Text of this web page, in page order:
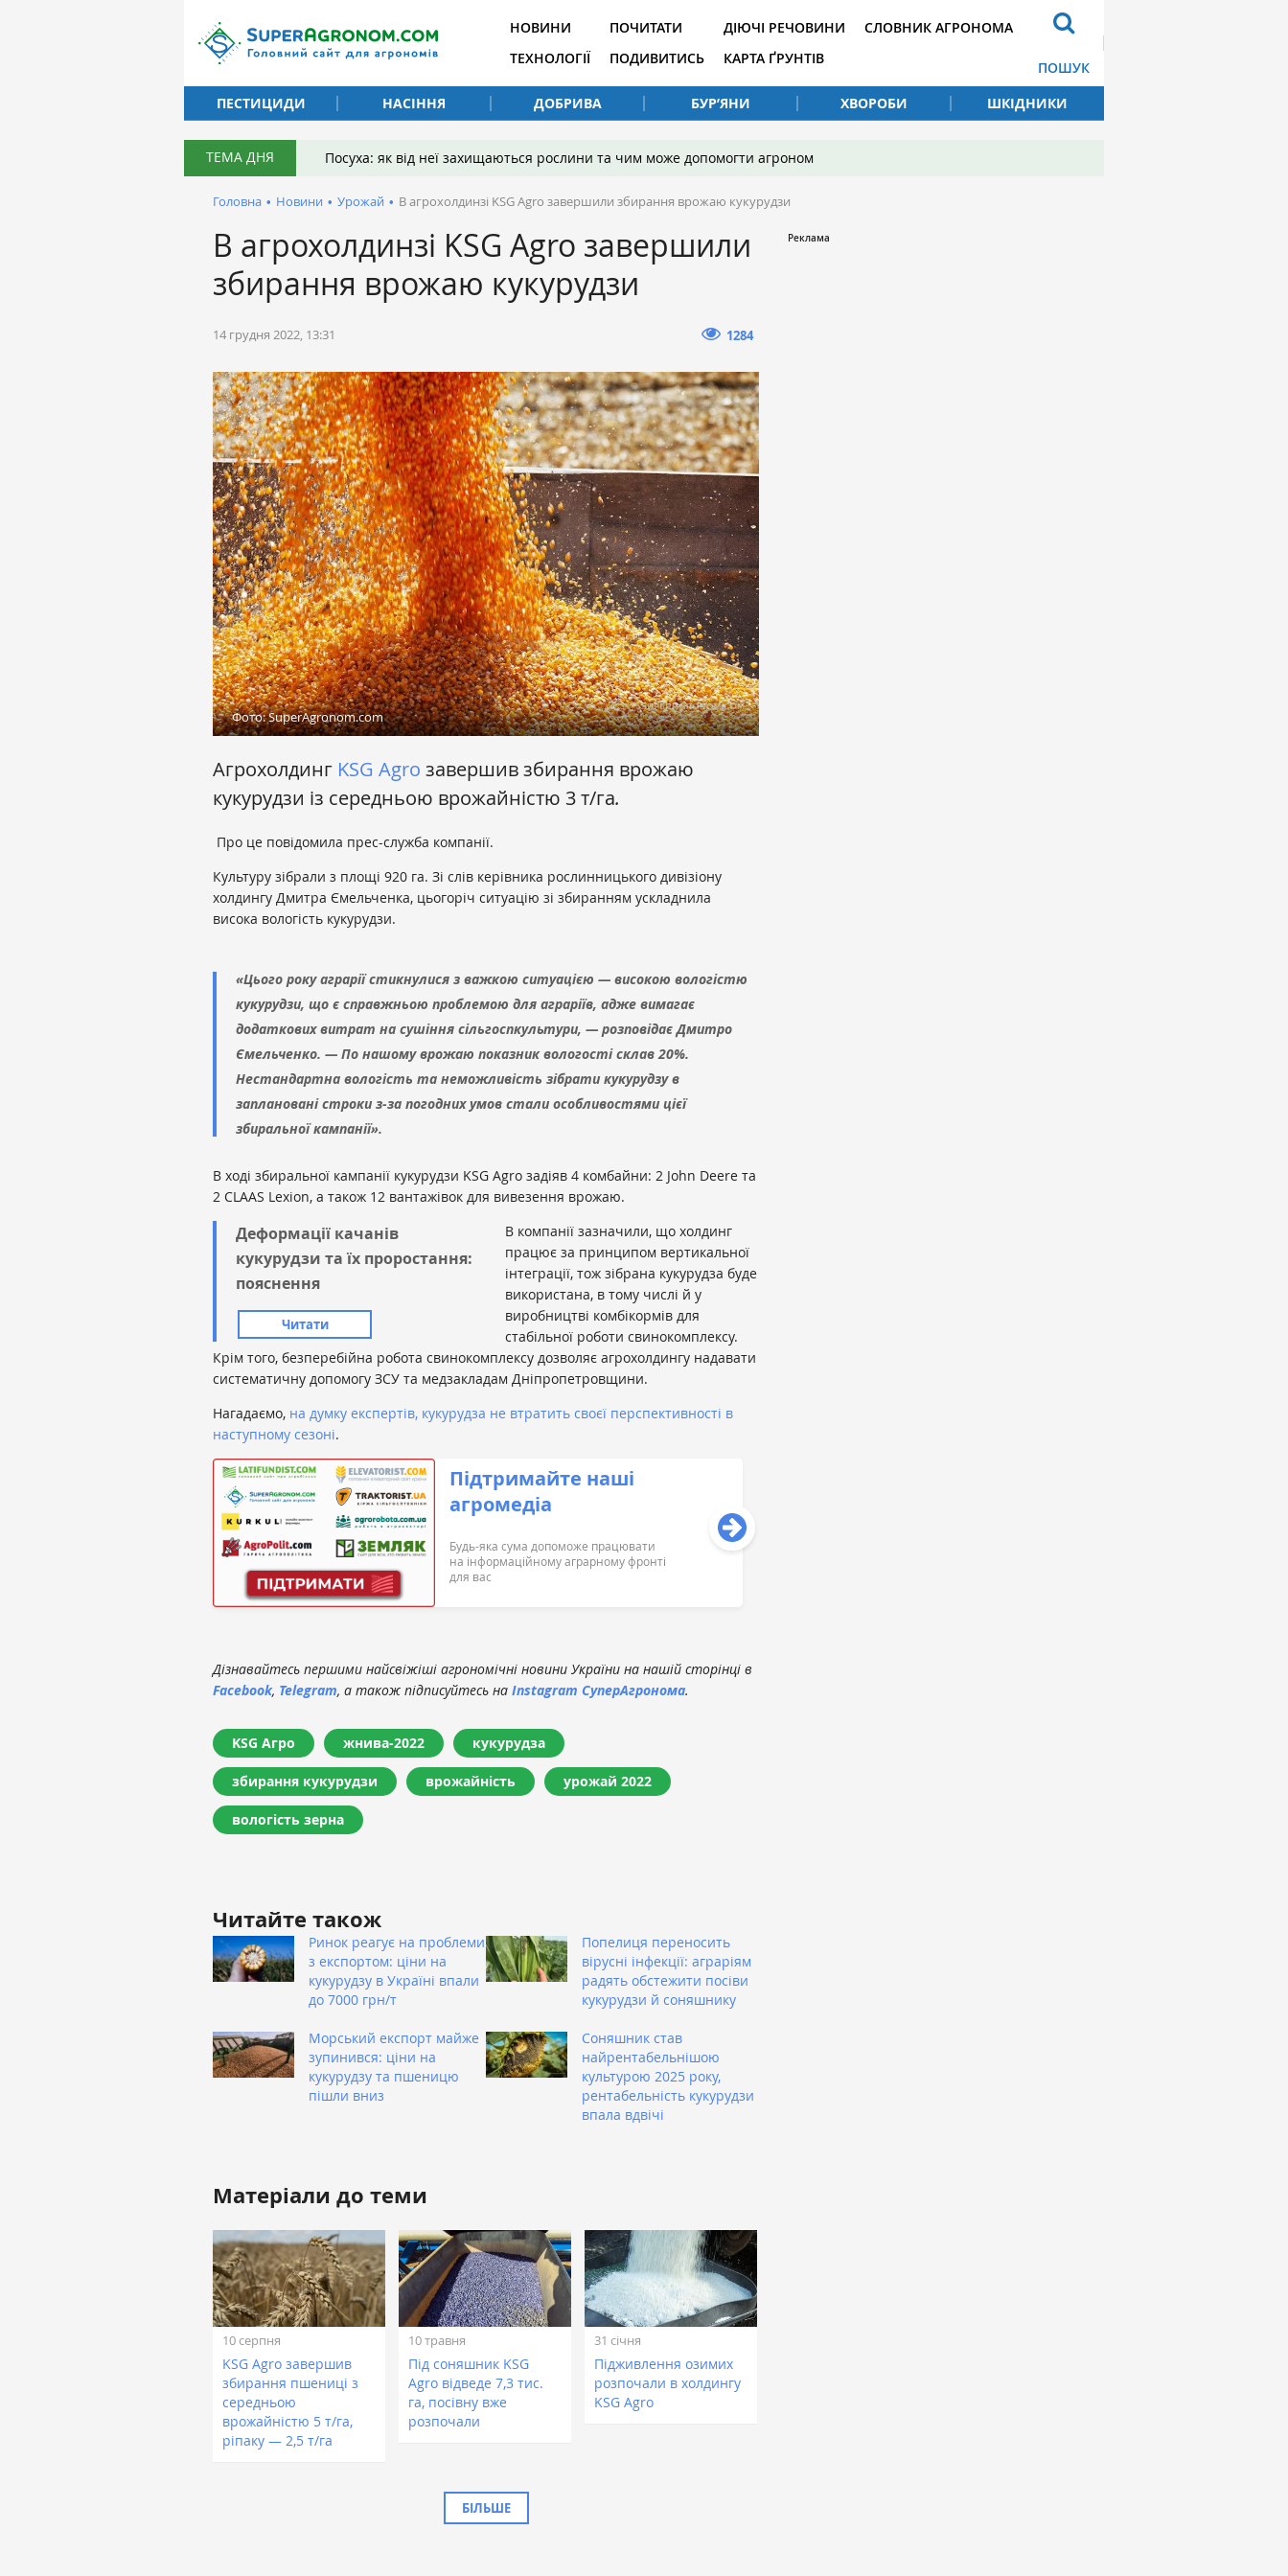
НОВИНИ
ТЕХНОЛОГІЇ
ПОЧИТАТИ
ПОДИВИТИСЬ
ДІЮЧІ РЕЧОВИНИ
КАРТА ҐРУНТІВ
СЛОВНИК АГРОНОМА
ПОШУК
ПЕСТИЦИДИ
НАСІННЯ ДОБРИВА БУР’ЯНИ ХВОРОБИ ШКІДНИКИ
ТЕМА ДНЯ Посуха: як від неї захищаються рослини та чим може допомогти агроном
Головна • Новини • Урожай • В агрохолдинзі KSG Agro завершили збирання врожаю кукурудзи
В агрохолдинзі KSG Agro завершили
збирання врожаю кукурудзи
14 грудня 2022, 13:31 1284
Фото: SuperAgronom.com
Агрохолдинг KSG Agro завершив збирання врожаю
кукурудзи із середньою врожайністю 3 т/га.
Про це повідомила прес-служба компанії.
Культуру зібрали з площі 920 га. Зі слів керівника рослинницького дивізіону
холдингу Дмитра Ємельченка, цьогоріч ситуацію зі збиранням ускладнила
висока вологість кукурудзи.
«Цього року аграрії стикнулися з важкою ситуацією — високою вологістю
кукурудзи, що є справжньою проблемою для аграріїв, адже вимагає
додаткових витрат на сушіння сільгоспкультури, — розповідає Дмитро
Ємельченко. — По нашому врожаю показник вологості склав 20%.
Нестандартна вологість та неможливість зібрати кукурудзу в
заплановані строки з-за погодних умов стали особливостями цієї
збиральної кампанії».
В ході збиральної кампанії кукурудзи KSG Agro задіяв 4 комбайни: 2 John Deere та
2 CLAAS Lexion, а також 12 вантажівок для вивезення врожаю.
Деформації качанів
кукурудзи та їх проростання:
пояснення
Читати
В компанії зазначили, що холдинг
працює за принципом вертикальної
інтеграції, тож зібрана кукурудза буде
використана, в тому числі й у
виробництві комбікормів для
стабільної роботи свинокомплексу.
Крім того, безперебійна робота свинокомплексу дозволяє агрохолдингу надавати
систематичну допомогу ЗСУ та медзакладам Дніпропетровщини.
Нагадаємо, на думку експертів, кукурудза не втратить своєї перспективності в
наступному сезоні.
Підтримайте наші
агромедіа
Будь-яка сума допоможе працювати
на інформаційному аграрному фронті
для вас
Дізнавайтесь першими найсвіжіші агрономічні новини України на нашій сторінці в
Facebook, Telegram, а також підписуйтесь на Instagram СуперАгронома.
KSG Агро жнива-2022 кукурудза
збирання кукурудзи врожайність урожай 2022
вологість зерна
Читайте також
Ринок реагує на проблеми
з експортом: ціни на
кукурудзу в Україні впали
до 7000 грн/т
Попелиця переносить
вірусні інфекції: аграріям
радять обстежити посіви
кукурудзи й соняшнику
Морський експорт майже
зупинився: ціни на
кукурудзу та пшеницю
пішли вниз
Соняшник став
найрентабельнішою
культурою 2025 року,
рентабельність кукурудзи
впала вдвічі
Матеріали до теми
10 серпня
KSG Agro завершив
збирання пшениці з
середньою
врожайністю 5 т/га,
ріпаку — 2,5 т/га
10 травня
Під соняшник KSG
Agro відведе 7,3 тис.
га, посівну вже
розпочали
31 січня
Підживлення озимих
розпочали в холдингу
KSG Agro
БІЛЬШЕ